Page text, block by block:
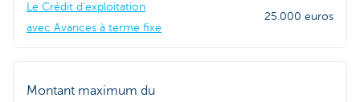
Le Crédit d'exploitation
avec Avances à terme fixe
25.000 euros
Montant maximum du